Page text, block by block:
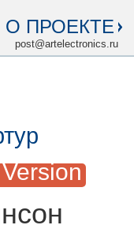
О ПРОЕКТЕ
post@artelectronics.ru